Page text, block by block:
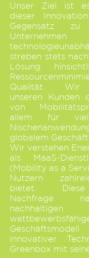
Unser Ziel ist
dieser
Gegensatz zu
streben stets
Lösung
Qualität. Wir
unseren Kunden
von
allem für
globalem
Wir verstehen
als MaaS-
(Mobility as a
Nutzern
bietet.
Nachfrage
innovativer
Greenbox mit